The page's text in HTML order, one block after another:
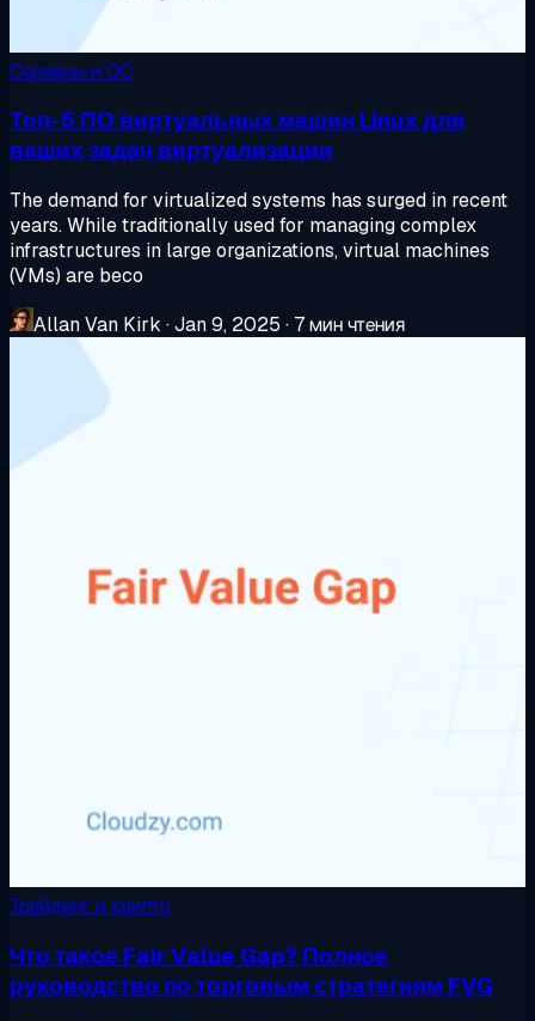
Серверы и ОС
Топ-5 ПО виртуальных машин Linux для
ваших задач виртуализации
The demand for virtualized systems has surged in recent
years. While traditionally used for managing complex
infrastructures in large organizations, virtual machines
(VMs) are beco
Allan Van Kirk ·Jan 9, 2025 · 7 мин чтения
Трейдинг и крипто
Что такое Fair Value Gap? Полное
руководство по торговым стратегиям FVG